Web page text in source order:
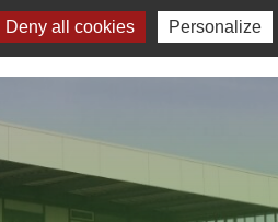
NOUS REJOINDRE NOUS
Deny all cookies Personalize